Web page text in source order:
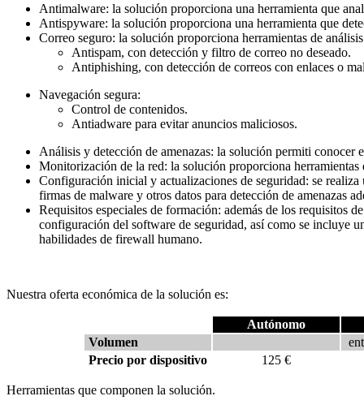
Antimalware: la solución proporciona una herramienta que
Antispyware: la solución proporciona una herramienta que
Correo seguro: la solución proporciona herramientas de
Antispam, con detección y filtro de correo no deseado.
Antiphishing, con detección de correos con enlaces o
Navegación segura:
Control de contenidos.
Antiadware para evitar anuncios maliciosos.
Análisis y detección de amenazas: la solución permiti conocer
Monitorización de la red: la solución proporciona herramientas
Configuración inicial y actualizaciones de seguridad: se
firmas de malware y otros datos para detección de amenazas
Requisitos especiales de formación: además de los requisitos
configuración del software de seguridad, así como se incluye
habilidades de firewall humano.
Nuestra oferta económica de la solución es:
Autónomo
Volumen
Precio por dispositivo
125 €
Herramientas que componen la solución.